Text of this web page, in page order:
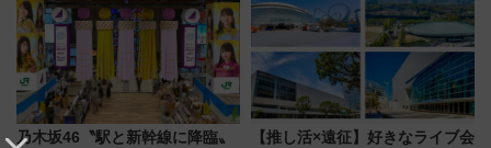
グ】
乃木坂46〝駅と新幹線に降臨〟
【推し活×遠征】好きなライブ会